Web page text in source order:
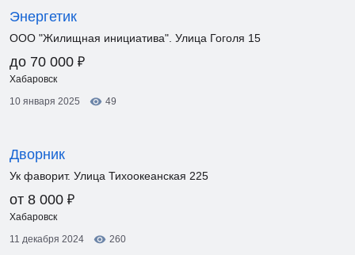
Энергетик
ООО "Жилищная инициатива". Улица Гоголя 15
до 70 000 ₽
Хабаровск
10 января 2025
49
Дворник
Ук фаворит. Улица Тихоокеанская 225
от 8 000 ₽
Хабаровск
11 декабря 2024
260